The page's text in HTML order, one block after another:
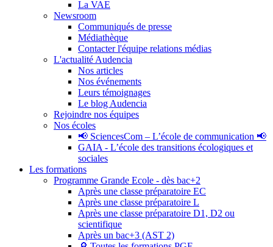
La VAE
Newsroom
Communiqués de presse
Médiathèque
Contacter l'équipe relations médias
L'actualité Audencia
Nos articles
Nos événements
Leurs témoignages
Le blog Audencia
Rejoindre nos équipes
Nos écoles
📢 SciencesCom – L’école de communication 📢
GAIA - L’école des transitions écologiques et
sociales
Les formations
Programme Grande Ecole - dès bac+2
Après une classe préparatoire EC
Après une classe préparatoire L
Après une classe préparatoire D1, D2 ou
scientifique
Après un bac+3 (AST 2)